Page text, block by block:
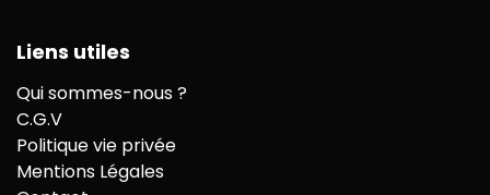
Liens utiles
Qui sommes-nous ?
C.G.V
Politique vie privée
Mentions Légales